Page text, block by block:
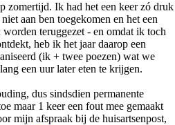
zomertijd. Ik had het een keer zó druk
aan ben toegekomen en het een
teruggezet - en omdat ik toch
heb ik het jaar daarop een
(ik + twee poezen) wat we
een uur later eten te krijgen.
dus sindsdien permanente
maar 1 keer een fout mee gemaakt
mijn afspraak bij de huisartsenpost,